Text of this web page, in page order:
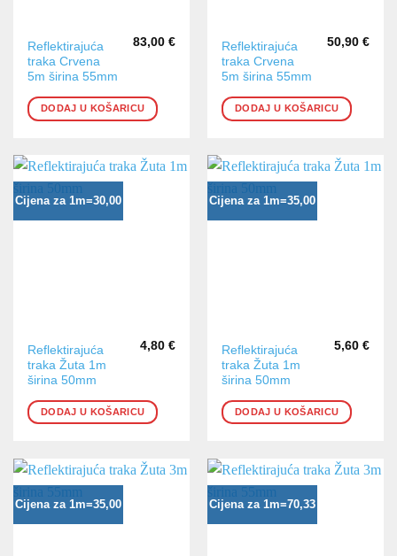
Reflektirajuća
traka Crvena
5m širina 55mm
83,00 €
DODAJ U KOŠARICU
Reflektirajuća
traka Crvena
5m širina 55mm
50,90 €
DODAJ U KOŠARICU
Cijena za 1m=30,00
Reflektirajuća
traka Žuta 1m
širina 50mm
4,80 €
DODAJ U KOŠARICU
Cijena za 1m=35,00
Reflektirajuća
traka Žuta 1m
širina 50mm
5,60 €
DODAJ U KOŠARICU
Cijena za 1m=35,00 Cijena za 1m=70,33